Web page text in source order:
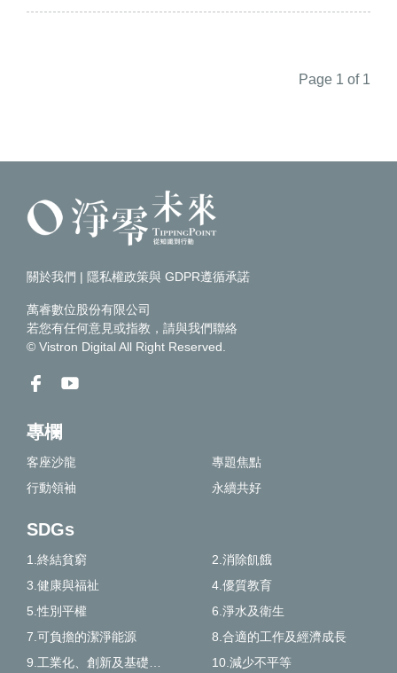
Page 1 of 1
關於我們 | 隱私權政策與 GDPR遵循承諾
萬睿數位股份有限公司
若您有任何意見或指教，請與我們聯絡
© Vistron Digital All Right Reserved.
專欄
客座沙龍
專題焦點
行動領袖
永續共好
SDGs
1.終結貧窮
2.消除飢餓
3.健康與福祉
4.優質教育
5.性別平權
6.淨水及衛生
7.可負擔的潔淨能源
8.合適的工作及經濟成長
10.減少不平等